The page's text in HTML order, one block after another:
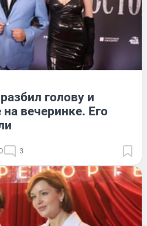
голову и
вечеринке. Его
3